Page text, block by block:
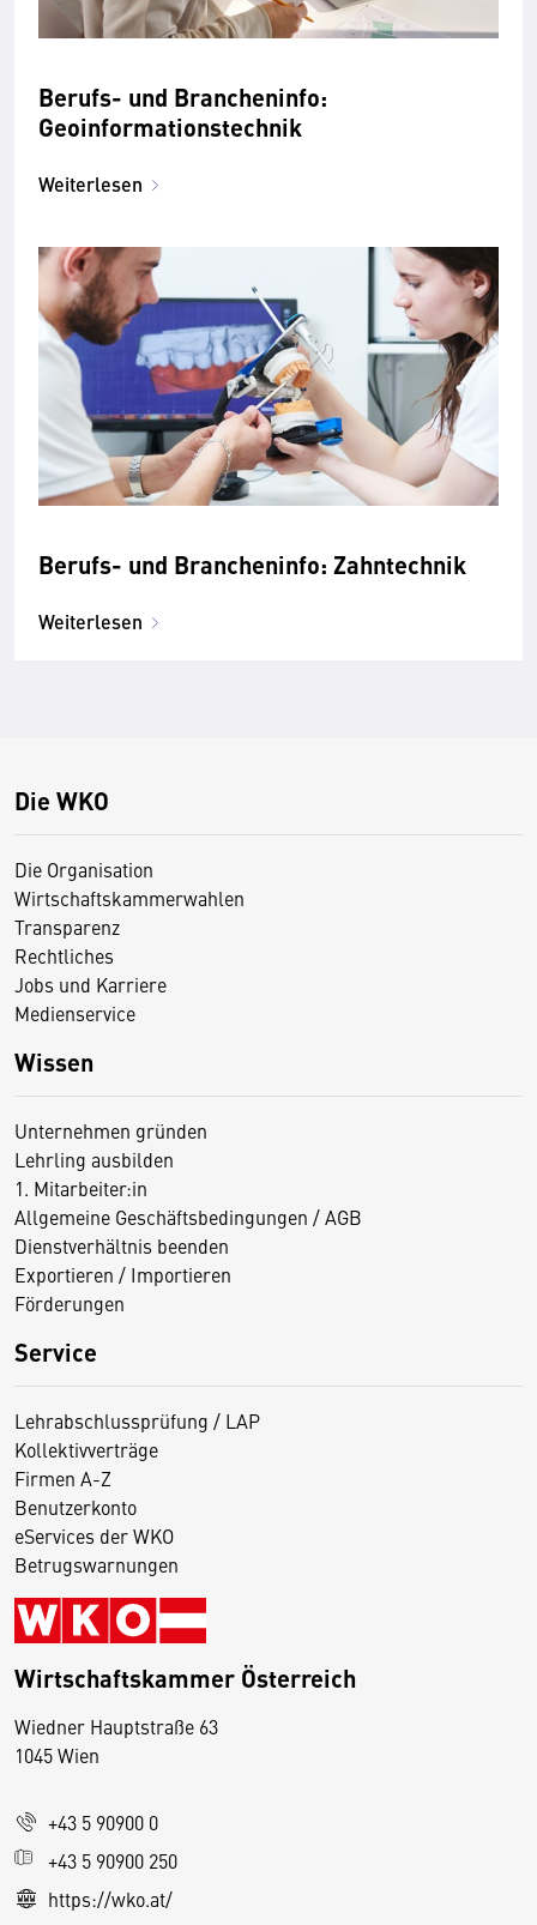
Berufs- und Brancheninfo:
Geoinformationstechnik
Weiterlesen
Berufs- und Brancheninfo: Zahntechnik
Weiterlesen
Die WKO
Die Organisation
Wirtschaftskammerwahlen
Transparenz
Rechtliches
Jobs und Karriere
Medienservice
Wissen
Unternehmen gründen
Lehrling ausbilden
1. Mitarbeiter:in
Allgemeine Geschäftsbedingungen / AGB
Dienstverhältnis beenden
Exportieren / Importieren
Förderungen
Service
Lehrabschlussprüfung / LAP
Kollektivverträge
Firmen A-Z
Benutzerkonto
eServices der WKO
Betrugswarnungen
Wirtschaftskammer Österreich
Wiedner Hauptstraße 63
1045 Wien
+43 5 90900 0
+43 5 90900 250
https://wko.at/
D
s
e
S